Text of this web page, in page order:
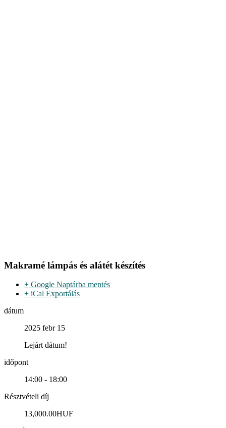
Makramé lámpás és alátét készítés
+ Google Naptárba mentés
+ iCal Exportálás
dátum
2025 febr 15
Lejárt dátum!
időpont
14:00 - 18:00
Résztvételi díj
13,000.00HUF